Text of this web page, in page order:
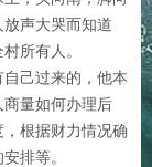
声大哭而知道
所有人。
己过来的，他本
量如何办理后
根据财力情况确
排等。